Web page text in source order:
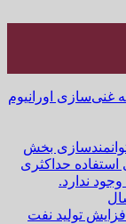
غنی‌سازی اورانیوم
بخش
حداکثری
ندارد.
تولید نفت